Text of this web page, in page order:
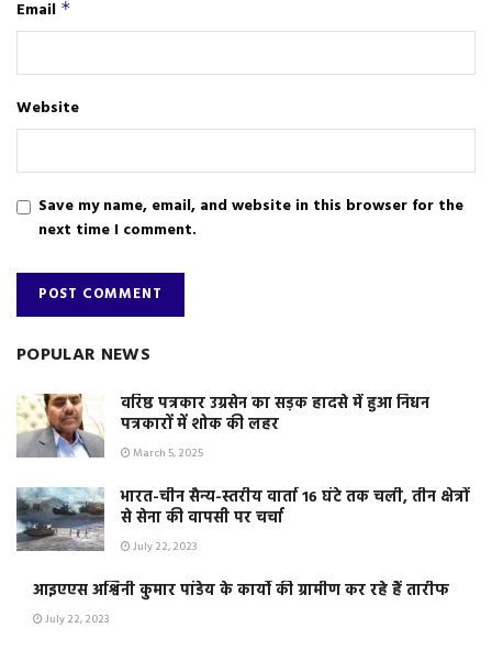
Email *
Website
Save my name, email, and website in this browser for the
next time I comment.
POPULAR NEWS
वरिष्ठ पत्रकार उग्रसेन का सड़क हादसे में हुआ निधन
पत्रकारों में शोक की लहर
March 5, 2025
भारत-चीन सैन्य-स्तरीय वार्ता 16 घंटे तक चली, तीन क्षेत्रों
से सेना की वापसी पर चर्चा
July 22, 2023
आइएएस अश्विनी कुमार पांडेय के कार्यो की ग्रामीण कर रहे हैं तारीफ
July 22, 2023